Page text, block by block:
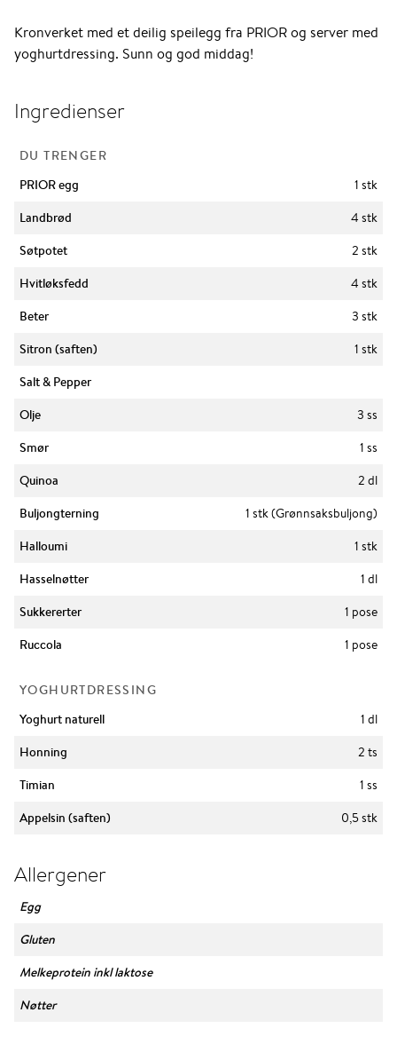
Kronverket med et deilig speilegg fra PRIOR og server med
yoghurtdressing. Sunn og god middag!
Ingredienser
DU TRENGER
PRIOR egg
1 stk
Landbrød
4 stk
Søtpotet
2 stk
Hvitløksfedd
4 stk
Beter
3 stk
Sitron (saften)
1 stk
Salt & Pepper
Olje
3 ss
Smør
1 ss
Quinoa
2 dl
Buljongterning
1 stk (Grønnsaksbuljong)
Halloumi
1 stk
Hasselnøtter
1 dl
Sukkererter
1 pose
Ruccola
1 pose
YOGHURTDRESSING
Yoghurt naturell
1 dl
Honning
2 ts
Timian
1 ss
Appelsin (saften)
0,5 stk
Allergener
Egg
Gluten
Melkeprotein inkl laktose
Nøtter